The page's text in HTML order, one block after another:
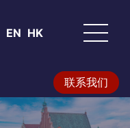
联系我们
EN HK